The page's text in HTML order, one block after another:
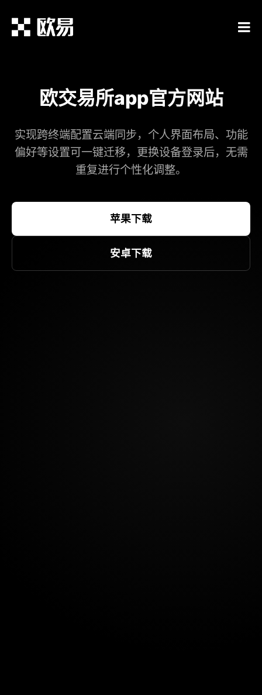
欧交易所app官方网站
实现跨终端配置云端同步，个人界面布局、功能
偏好等设置可一键迁移，更换设备登录后，无需
重复进行个性化调整。
苹果下载
安卓下载